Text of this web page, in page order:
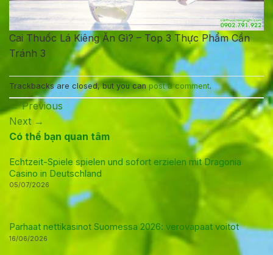
Cai Thuốc Lá Kiêng Ăn Gì? – Top 3 Thực Phẩm Cần
Tránh 3
Trackbacks are closed, but you can post a comment.
←Previous
Next →
Có thể bạn quan tâm
Echtzeit-Spiele spielen und sofort erzielen mit Dragonia
Casino in Deutschland
05/07/2026
Parhaat nettikasinot Suomessa 2026: verovapaat voitot
16/06/2026